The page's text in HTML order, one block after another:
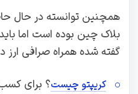
همچنین توانسته در حال
بلاک چین بوده است اما
گفته شده همراه صرافی ارز
کریپتو چیست؟ برای